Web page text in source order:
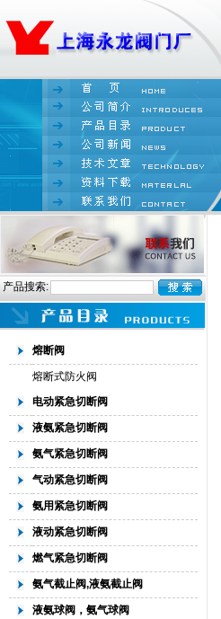
产品搜索:
熔断阀
熔断式防火阀
电动紧急切断阀
液氨紧急切断阀
氨气紧急切断阀
气动紧急切断阀
氨用紧急切断阀
液动紧急切断阀
燃气紧急切断阀
氨气截止阀,液氨截止阀
液氨球阀，氨气球阀